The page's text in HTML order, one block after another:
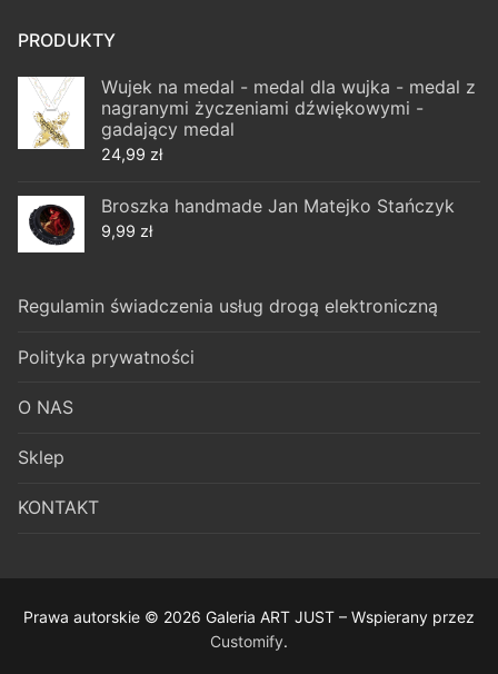
PRODUKTY
Wujek na medal - medal dla wujka - medal z
nagranymi życzeniami dźwiękowymi -
gadający medal
24,99 zł
Broszka handmade Jan Matejko Stańczyk
9,99 zł
Regulamin świadczenia usług drogą elektroniczną
Polityka prywatności
O NAS
Sklep
KONTAKT
Prawa autorskie © 2026 Galeria ART JUST – Wspierany przez
Customify.